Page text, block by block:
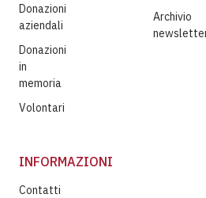
Donazioni
aziendali
Donazioni
in
memoria
Volontari
Archivio
INFORMAZIONI
Contatti